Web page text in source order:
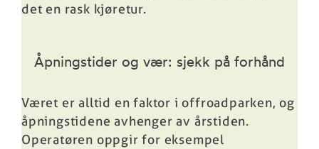
det en rask kjøretur.
Åpningstider og vær: sjekk på forhånd
Været er alltid en faktor i offroadparken, og
åpningstidene avhenger av årstiden.
Operatøren oppgir for eksempel